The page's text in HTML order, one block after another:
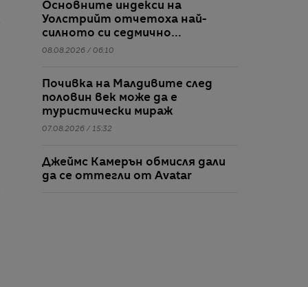
Основните индекси на
Уолстрийт отчетоха най-
силното си седмично
представяне от април насам
08.08.2026 / 06:10
Почивка на Малдивите след
половин век може да е
туристически мираж
07.08.2026 / 15:32
Джеймс Камерън обмисля дали
да се оттегли от Avatar